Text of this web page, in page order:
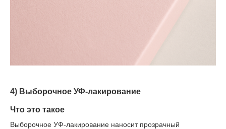
4) Выборочное УФ-лакирование
Что это такое
Выборочное УФ-лакирование наносит прозрачный